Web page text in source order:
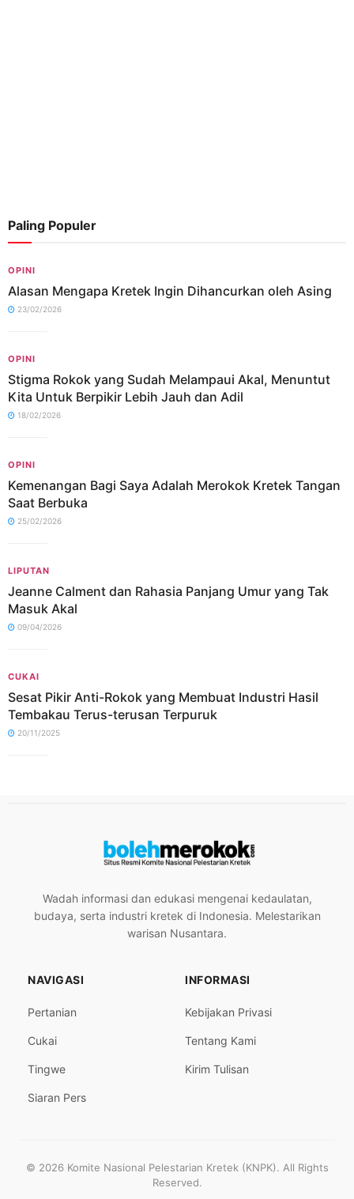
Paling Populer
OPINI
Alasan Mengapa Kretek Ingin Dihancurkan oleh Asing
23/02/2026
OPINI
Stigma Rokok yang Sudah Melampaui Akal, Menuntut
Kita Untuk Berpikir Lebih Jauh dan Adil
18/02/2026
OPINI
Kemenangan Bagi Saya Adalah Merokok Kretek Tangan
Saat Berbuka
25/02/2026
LIPUTAN
Jeanne Calment dan Rahasia Panjang Umur yang Tak
Masuk Akal
09/04/2026
CUKAI
Sesat Pikir Anti-Rokok yang Membuat Industri Hasil
Tembakau Terus-terusan Terpuruk
20/11/2025
Wadah informasi dan edukasi mengenai kedaulatan,
budaya, serta industri kretek di Indonesia. Melestarikan
warisan Nusantara.
NAVIGASI
Pertanian
Cukai
Tingwe
Siaran Pers
INFORMASI
Kebijakan Privasi
Tentang Kami
Kirim Tulisan
© 2026 Komite Nasional Pelestarian Kretek (KNPK). All Rights
Reserved.